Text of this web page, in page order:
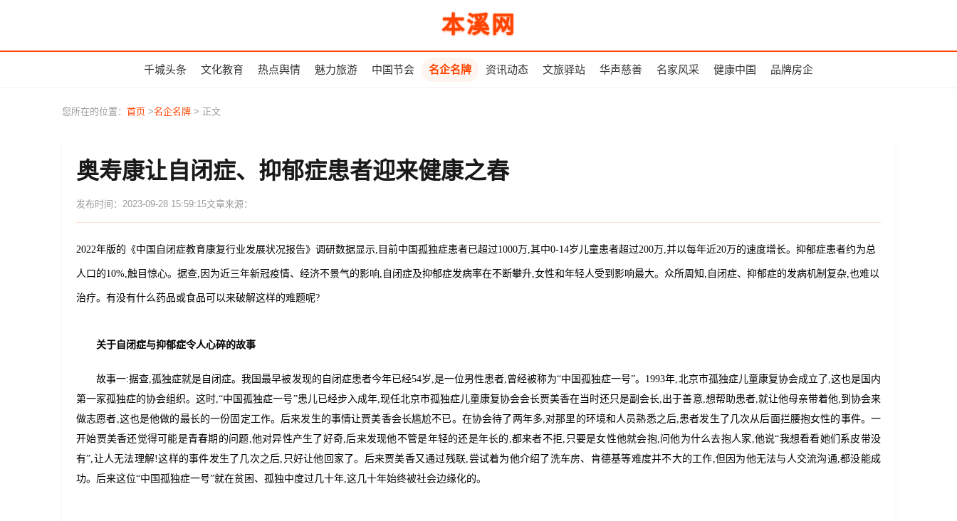
本溪网
千城头条 文化教育 热点舆情 魅力旅游 中国节会 名企名牌 资讯动态 文旅驿站 华声慈善 名家风采 健康中国 品牌房企
您所在的位置： 首页 >名企名牌 > 正文
奥寿康让自闭症、抑郁症患者迎来健康之春
发布时间：2023-09-28 15:59:15文章来源：
2022年版的《中国自闭症教育康复行业发展状况报告》调研数据显示,目前中国孤独症患者已超过1000万,其中0-14岁儿童患者超过200万,并以每年近20万的速度增长。抑郁症患者约为总
人口的10%,触目惊心。据查,因为近三年新冠疫情、经济不景气的影响,自闭症及抑郁症发病率在不断攀升,女性和年轻人受到影响最大。众所周知,自闭症、抑郁症的发病机制复杂,也难以
治疗。有没有什么药品或食品可以来破解这样的难题呢?
关于自闭症与抑郁症令人心碎的故事
故事一:据查,孤独症就是自闭症。我国最早被发现的自闭症患者今年已经54岁,是一位男性患者,曾经被称为“中国孤独症一号”。1993年,北京市孤独症儿童康复协会成立了,这也是国内
第一家孤独症的协会组织。这时,“中国孤独症一号”患儿已经步入成年,现任北京市孤独症儿童康复协会会长贾美香在当时还只是副会长,出于善意,想帮助患者,就让他母亲带着他,到协会来
做志愿者,这也是他做的最长的一份固定工作。后来发生的事情让贾美香会长尴尬不已。在协会待了两年多,对那里的环境和人员熟悉之后,患者发生了几次从后面拦腰抱女性的事件。一
开始贾美香还觉得可能是青春期的问题,他对异性产生了好奇,后来发现他不管是年轻的还是年长的,都来者不拒,只要是女性他就会抱,问他为什么去抱人家,他说“我想看看她们系皮带没
有”,让人无法理解!这样的事件发生了几次之后,只好让他回家了。后来贾美香又通过残联,尝试着为他介绍了洗车房、肯德基等难度并不大的工作,但因为他无法与人交流沟通,都没能成
功。后来这位“中国孤独症一号”就在贫困、孤独中度过几十年,这几十年始终被社会边缘化的。